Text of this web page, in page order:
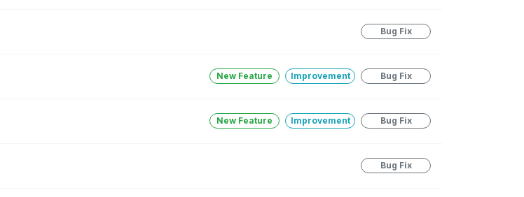
Bug Fix
New Feature Improvement Bug Fix
New Feature Improvement Bug Fix
Bug Fix